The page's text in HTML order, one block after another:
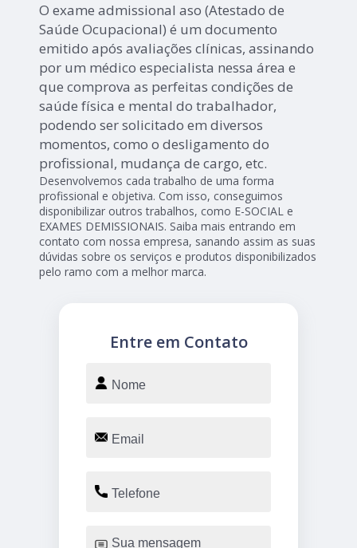
O exame admissional aso (Atestado de
Saúde Ocupacional) é um documento
emitido após avaliações clínicas, assinando
por um médico especialista nessa área e
que comprova as perfeitas condições de
saúde física e mental do trabalhador,
podendo ser solicitado em diversos
momentos, como o desligamento do
profissional, mudança de cargo, etc.
Desenvolvemos cada trabalho de uma forma
profissional e objetiva. Com isso, conseguimos
disponibilizar outros trabalhos, como E-SOCIAL e
EXAMES DEMISSIONAIS. Saiba mais entrando em
contato com nossa empresa, sanando assim as suas
dúvidas sobre os serviços e produtos disponibilizados
pelo ramo com a melhor marca.
Entre em Contato